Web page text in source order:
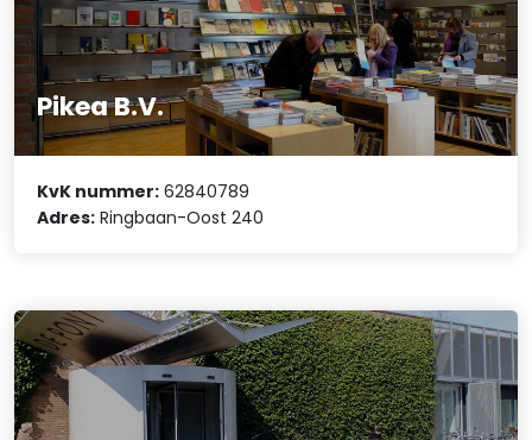
Pikea B.V.
KvK nummer: 62840789
Adres: Ringbaan-Oost 240